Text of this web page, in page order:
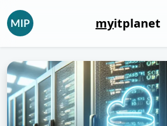
myitplanet